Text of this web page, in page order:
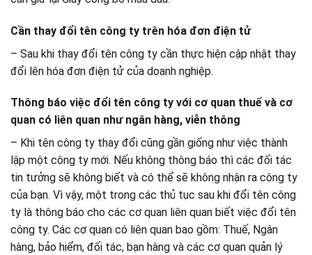
Cần thay đổi tên công ty trên hóa đơn điện tử
– Sau khi thay đổi tên công ty cần thực hiện cập nhật thay
đổi lên hóa đơn điện tử của doanh nghiệp.
Thông báo việc đổi tên công ty với cơ quan thuế và cơ
quan có liên quan như ngân hàng, viễn thông
– Khi tên công ty thay đổi cũng gần giống như việc thành
lập một công ty mới. Nếu không thông báo thì các đối tác
tin tưởng sẽ không biết và có thể sẽ không nhận ra công ty
của bạn. Vì vậy, một trong các thủ tục sau khi đổi tên công
ty là thông báo cho các cơ quan liên quan biết việc đổi tên
công ty. Các cơ quan có liên quan bao gồm: Thuế, Ngân
hàng, bảo hiểm, đối tác, bạn hàng và các cơ quan quản lý